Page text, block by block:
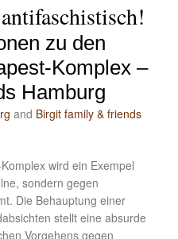
zu den
Komplex –
Hamburg
and Birgit family & friends
wird ein Exempel
sondern gegen
Die Behauptung einer
stellt eine absurde
Vorgehens gegen